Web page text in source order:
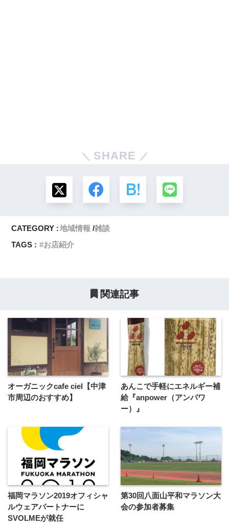
SHARE
CATEGORY :地域情報 雑談
TAGS :
お店紹介
関連記事
オーガニックcafe ciel【中津
市周辺のおすすめ】
あんこで手軽にエネルギー補
給『anpower（アンパワ
ー）』
福岡マラソン2019オフィシャ
ルウェアパートナーに
SVOLMEが就任
第30回八面山平和マラソン大
会の参加者募集